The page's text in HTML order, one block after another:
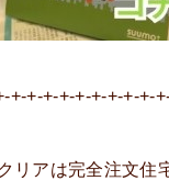
+-+-+-+-+-+-+-+-+-
リアは完全注文住